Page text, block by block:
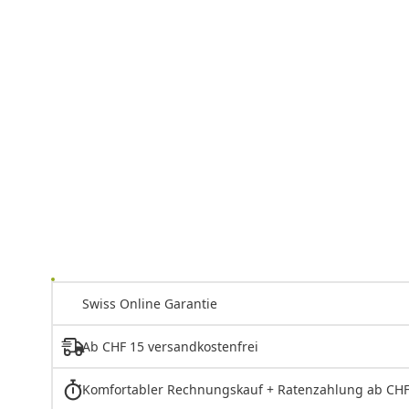
Swiss Online Garantie
Ab CHF 15 versandkostenfrei
Komfortabler Rechnungskauf + Ratenzahlung ab